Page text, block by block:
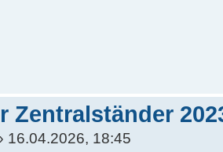
Zentralständer
16.04.2026, 18:45